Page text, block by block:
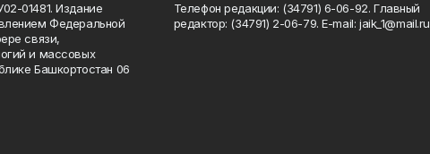
01481. Издание
Федеральной
связи,
и массовых
Башкортостан 06
Телефон редакции: (34791) 6-06-92. Главный
редактор: (34791) 2-06-79. Е-mаil: jaik_1@mail.ru